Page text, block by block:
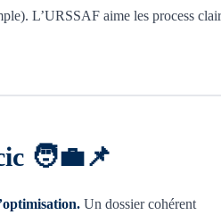
L’URSSAF aime les process
🧑‍💼📌
Un dossier cohérent